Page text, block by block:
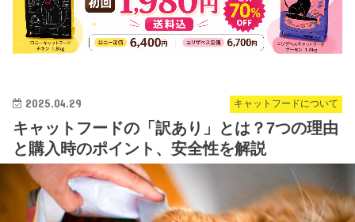
キャットフードについて
2025.04.29
キャットフードの「訳あり」とは？7つの理由
と購入時のポイント、安全性を解説